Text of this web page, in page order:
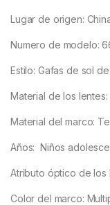
Lugar de origen:
Numero de modelo:
Estilo: Gafas de sol
Material de los
Material del marco:
Años: Niños
Atributo óptico de los
Color del marco: